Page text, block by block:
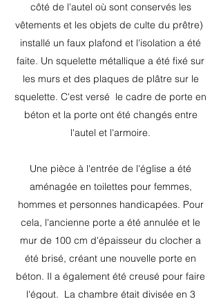
côté de l'autel où sont conservés les
vêtements et les objets de culte du prêtre)
installé un faux plafond et l'isolation a été
faite. Un squelette métallique a été fixé sur
les murs et des plaques de plâtre sur le
squelette. C'est versé le cadre de porte en
béton et la porte ont été changés entre
l'autel et l'armoire.
Une pièce à l'entrée de l'église a été
aménagée en toilettes pour femmes,
hommes et personnes handicapées. Pour
cela, l'ancienne porte a été annulée et le
mur de 100 cm d'épaisseur du clocher a
été brisé, créant une nouvelle porte en
béton. Il a également été creusé pour faire
l'égout. La chambre était divisée en 3